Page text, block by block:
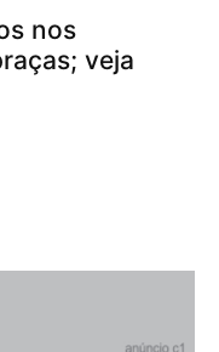
nos
veja